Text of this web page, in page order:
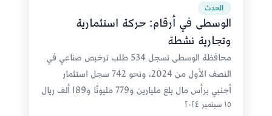
الحدث
الوسطى في أرقام: حركة استثمارية
وتجارية نشطة
محافظة الوسطى تسجل 534 طلب ترخيص صناعي في
النصف الأول من 2024، ونحو 742 سجل استثمار
أجنبي برأس مال بلغ مليارين و779 مليونًا و189 ألف ريال
عُماني.
١٥ سبتمبر ٢٠٢٤